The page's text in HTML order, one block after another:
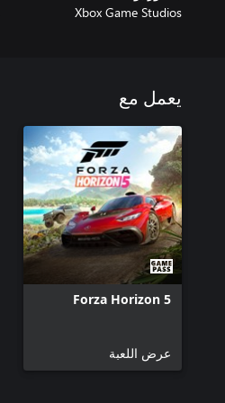
Xbox Game Studios
يعمل مع
Forza Horizon 5
عرض اللعبة